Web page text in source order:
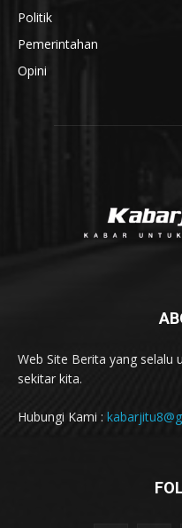
Politik
Pemerintahan
Opini
Web Site Berita yang selalu
sekitar kita.
Hubungi Kami :